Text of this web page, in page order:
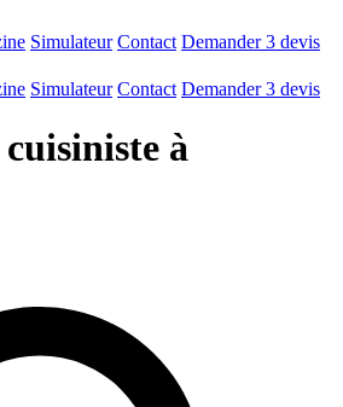
Simulateur Contact Demander 3 devis
Simulateur Contact Demander 3 devis
à